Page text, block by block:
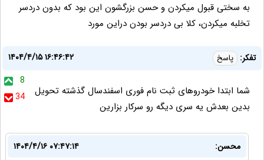
به سختی قبول میکردن و حسن بزرگشون این بود که بدون دردسر
تخلبه میکردن، کلا بی دردسر بودن دراین مورد
تفکر: پاسخ
۱۴۰۴/۴/۱۵ ۱۶:۴۶:۴۲
8
34
شما ابتدا خودروهای ثبت نام فوری اسفندسال گذشته تحویل
بدین بعدش یه سری دیگه رو سرکار بزارین
محسن:
۱۴۰۴/۴/۱۶ ۰۷:۴۷:۱۴